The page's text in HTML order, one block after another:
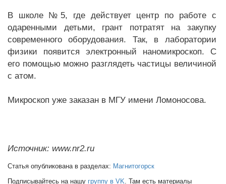
В школе №5, где действует центр по работе с
одаренными детьми, грант потратят на закупку
современного оборудования. Так, в лаборатории
физики появится электронный наномикроскоп. С
его помощью можно разглядеть частицы величиной
с атом.
Микроскоп уже заказан в МГУ имени Ломоносова.
Источник: www.nr2.ru
Статья опубликована в разделах: Магнитогорск
Подписывайтесь на нашу группу в VK. Там есть материалы